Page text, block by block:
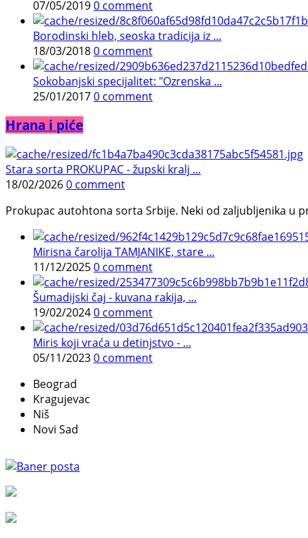
07/05/20190 comment
Borodinski hleb, seoska tradicija iz ...
18/03/20180 comment
Sokobanjski specijalitet: "Ozrenska ...
25/01/20170 comment
Hrana i piće
Stara sorta PROKUPAC - župski kralj ...
18/02/20260 comment
Prokupac autohtona sorta Srbije. Neki od zaljubljenika u
Mirisna čarolija TAMJANIKE, stare ...
11/12/20250 comment
Šumadijski čaj - kuvana rakija, ...
19/02/20240 comment
Miris koji vraća u detinjstvo - ...
05/11/20230 comment
Beograd
Kragujevac
Niš
Novi Sad